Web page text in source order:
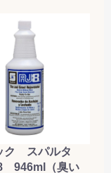
ク スパルタ
946ml（臭い